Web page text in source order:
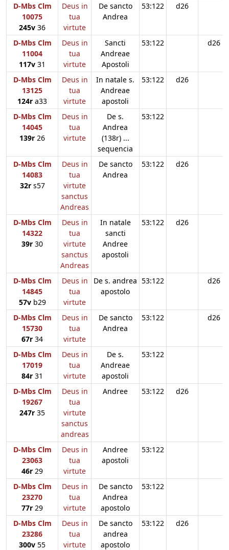
D-Mbs Clm
10075
245v 36
Deus in
tua
virtute
De sancto
Andrea
53:122 d26
D-Mbs Clm
11004
117v 31
Deus in
tua
virtute
Sancti
Andreae
Apostoli
53:122 d26
D-Mbs Clm
13125
124r a33
Deus in
tua
virtute
In natale s.
Andreae
apostoli
53:122 d26
D-Mbs Clm
14045
139r 26
Deus in
tua
virtute
De s.
Andrea
(138r) ...
sequencia
53:122
D-Mbs Clm
14083
32rs57
Deus in
tua
virtute
sanctus
Andreas
De sancto
Andrea
53:122 d26
D-Mbs Clm
14322
39r 30
Deus in
tua
virtute
sanctus
Andreas
In natale
sancti
Andree
apostoli
53:122 d26
D-Mbs Clm
14845
57vb29
Deus in
tua
virtute
De s. andrea
apostolo
53:122 d26
D-Mbs Clm
15730
67r 34
Deus in
tua
virtute
De sancto
Andrea
53:122 d26
D-Mbs Clm
17019
84r 31
Deus in
tua
virtute
De s.
Andreae
apostoli
53:122
D-Mbs Clm
19267
247r 35
Deus in
tua
virtute
sanctus
andreas
Andree 53:122 d26
D-Mbs Clm
23063
46r 29
Deus in
tua
virtute
Andree
apostoli
53:122
D-Mbs Clm
23270
77r 29
Deus in
tua
virtute
De sancto
Andrea
apostolo
53:122
D-Mbs Clm
23286
300v 55
Deus in
tua
virtute
De sancto
andrea
apostolo
53:122 d26